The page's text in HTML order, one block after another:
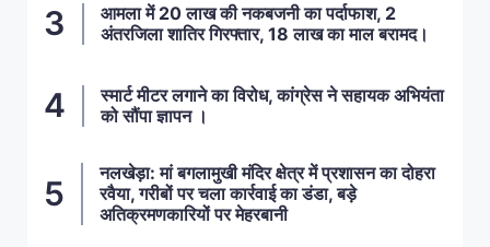
आमला में 20 लाख की नकबजनी का पर्दाफाश, 2
अंतरजिला शातिर गिरफ्तार, 18 लाख का माल बरामद।
स्मार्ट मीटर लगाने का विरोध, कांग्रेस ने सहायक अभियंता
को सौंपा ज्ञापन ।
नलखेड़ा: मां बगलामुखी मंदिर क्षेत्र में प्रशासन का दोहरा
रवैया, गरीबों पर चला कार्रवाई का डंडा, बड़े
अतिक्रमणकारियों पर मेहरबानी